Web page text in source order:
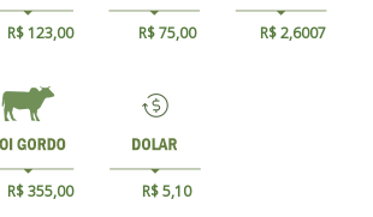
R$ 123,00 R$ 75,00 R$ 2,6007
R$ 355,00 R$ 5,10